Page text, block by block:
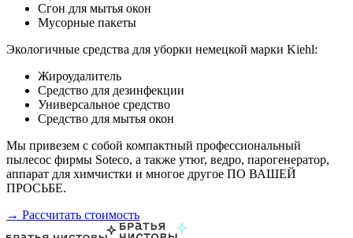
Сгон для мытья окон
Мусорные пакеты
Экологичные средства для уборки немецкой марки Kiehl:
Жироудалитель
Средство для дезинфекции
Универсальное средство
Средство для мытья окон
Мы привезем с собой компактный профессиональный
пылесос фирмы Soteco, а также утюг, ведро, парогенератор,
аппарат для химчистки и многое другое ПО ВАШЕЙ
ПРОСЬБЕ.
→ Рассчитать стоимость